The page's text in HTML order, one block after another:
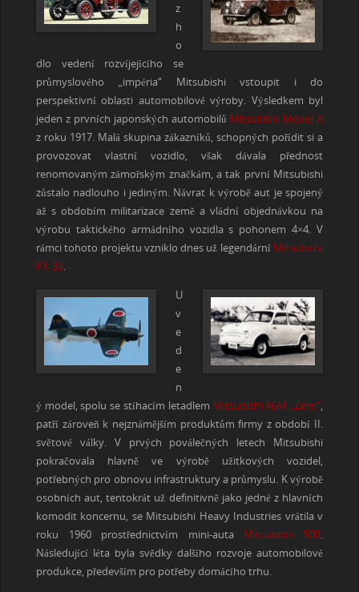
z
h
o
dlo vedení rozvíjejícího se
průmyslového „impéria“ Mitsubishi vstoupit i do
perspektivní oblasti automobilové výroby. Výsledkem byl
jeden z prvních japonských automobilů Mitsubishi Model A
z roku 1917. Malá skupina zákazníků, schopných pořídit si a
provozovat vlastní vozidlo, však dávala přednost
renomovaným zámořským značkám, a tak první Mitsubishi
zůstalo nadlouho i jediným. Návrat k výrobě aut je spojený
až s obdobím militarizace země a vládní objednávkou na
výrobu taktického armádního vozidla s pohonem 4×4. V
rámci tohoto projektu vzniklo dnes už legendární Mitsubishi
PX-33.
U
v
e
d
e
n
ý model, spolu se stíhacím letadlem Mitsubishi A6M „Zero“,
patří zároveň k nejznámějším produktům firmy z období II.
světové války. V prvých poválečných letech Mitsubishi
pokračovala hlavně ve výrobě užitkových vozidel,
potřebných pro obnovu infrastruktury a průmyslu. K výrobě
osobních aut, tentokrát už definitivně jako jedné z hlavních
komodit koncernu, se Mitsubishi Heavy Industries vrátila v
roku 1960 prostřednictvím mini-auta Mitsubishi 500.
Následující léta byla svědky dalšího rozvoje automobilové
produkce, především pro potřeby domácího trhu.